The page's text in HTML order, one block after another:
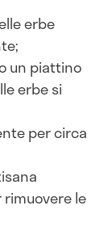
erbe
un piattino
erbe si
per circa
le